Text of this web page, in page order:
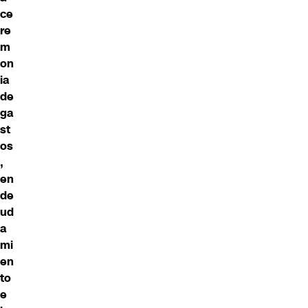
ce
re
m
on
ia
de
ga
st
os
,
en
de
ud
a
mi
en
to
e